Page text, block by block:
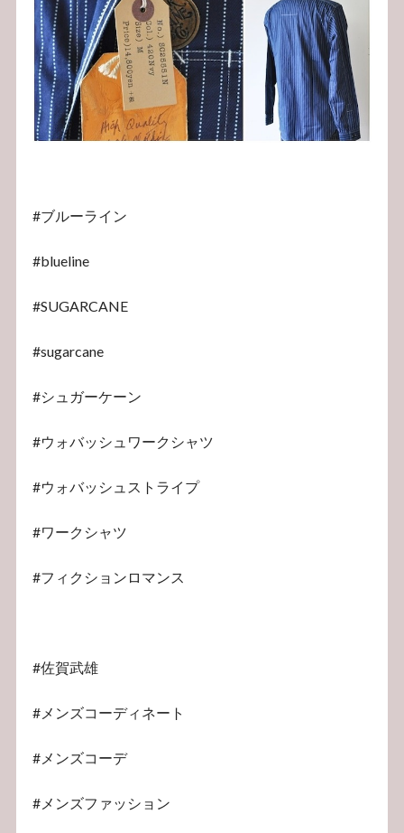
#ブルーライン
#blueline
#SUGARCANE
#sugarcane
#シュガーケーン
#ウォバッシュワークシャツ
#ウォバッシュストライプ
#ワークシャツ
#フィクションロマンス
#佐賀武雄
#メンズコーディネート
#メンズコーデ
#メンズファッション